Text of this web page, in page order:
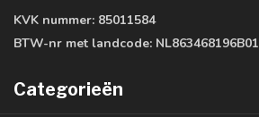
KVK nummer: 85011584
BTW-nr met landcode: NL863468196B01
Categorieën